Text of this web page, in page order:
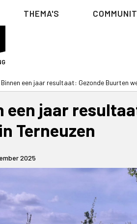
THEMA'S
Binnen een jaar resultaat: Gezonde Buurten
een jaar
Terneuzen
2025